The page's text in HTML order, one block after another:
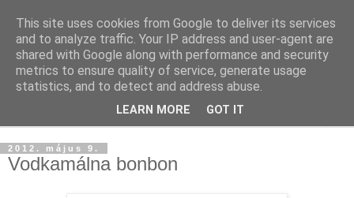
2012. május 9.
Vodkamálna bonbon
This site uses cookies from Google to deliver its services
and to analyze traffic. Your IP address and user-agent are
shared with Google along with performance and security
metrics to ensure quality of service, generate usage
statistics, and to detect and address abuse.
LEARN MORE GOT IT